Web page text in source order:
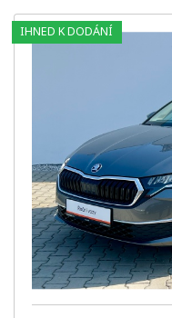
IHNED K DODÁNÍ